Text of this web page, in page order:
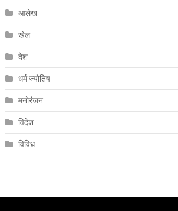
आलेख
खेल
देश
धर्म ज्योतिष
मनोरंजन
विदेश
विविध